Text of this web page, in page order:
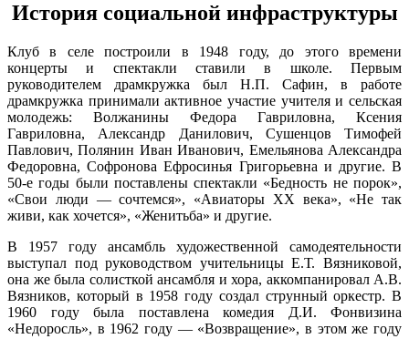
12:06:0000000:800
Марий Эл, р-н Оршанский, с
Шулка, поле №1, уч №1
зу нет
12:06:0703001:42
Марий Эл, р-н Оршанский, с
Шулка, с/т "Надежда", ряд 4,
уч 9
нет
12:06:0703001:77
Марий Эл, р-н Оршанский, с
Шулка, с/т "Надежда", ряд
№10, уч №3
зу нет
12:06:0703001:32
Марий Эл, р-н Оршанский, с
Шулка, с/т "Надежда", ряд
№11, уч №7
зу нет
12:06:0703001:116
Марий Эл, р-н Оршанский, с
Шулка, с/т "Надежда", ряд
№15, уч №5
зу нет
12:06:0703001:48
Марий Эл, р-н Оршанский, с
Шулка, с/т "Надежда", ряд
№4, уч №1
зу нет
12:06:0703001:96
Марий Эл, р-н Оршанский, с
Шулка, с/т "Надежда", ряд
№5, уч №4
зу нет
17.02
-0.6°
735
91%
8.3
280°
17.02
12:00
-0°
735
95%
8.4
290°
17.02
15:00
История социальной инфраструктуры
Клуб в селе построили в 1948 году, до этого времени
концерты и спектакли ставили в школе. Первым
руководителем драмкружка был Н.П. Сафин, в работе
драмкружка принимали активное участие учителя и сельская
молодежь: Волжанины Федора Гавриловна, Ксения
Гавриловна, Александр Данилович, Сушенцов Тимофей
Павлович, Полянин Иван Иванович, Емельянова Александра
Федоровна, Софронова Ефросинья Григорьевна и другие. В
50-е годы были поставлены спектакли «Бедность не порок»,
«Свои люди — сочтемся», «Авиаторы XX века», «Не так
живи, как хочется», «Женитьба» и другие.
В 1957 году ансамбль художественной самодеятельности
выступал под руководством учительницы Е.Т. Вязниковой,
она же была солисткой ансамбля и хора, аккомпанировал А.В.
Вязников, который в 1958 году создал струнный оркестр. В
1960 году была поставлена комедия Д.И. Фонвизина
«Недоросль», в 1962 году — «Возвращение», в этом же году